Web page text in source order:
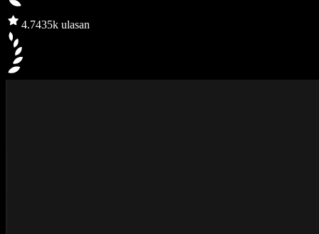
4.7435k ulasan